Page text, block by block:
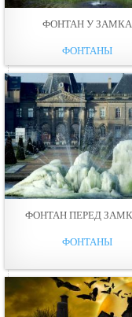
ФОНТАН У ЗАМКА
ФОНТАНЫ
ФОНТАН ПЕРЕД
ФОНТАНЫ